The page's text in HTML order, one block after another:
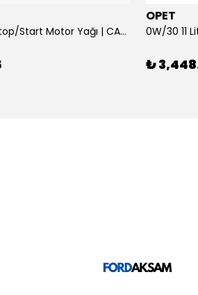
0W/30 10.5L Stop/Start Motor Yağı | CASTROL
OPET
0W/30 11
₺